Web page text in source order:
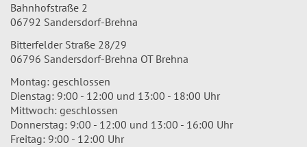
Bahnhofstraße 2
06792 Sandersdorf-Brehna
Bitterfelder Straße 28/29
06796 Sandersdorf-Brehna OT Brehna
Montag: geschlossen
Dienstag: 9:00 - 12:00 und 13:00 - 18:00 Uhr
Mittwoch: geschlossen
Donnerstag: 9:00 - 12:00 und 13:00 - 16:00 Uhr
Freitag: 9:00 - 12:00 Uhr